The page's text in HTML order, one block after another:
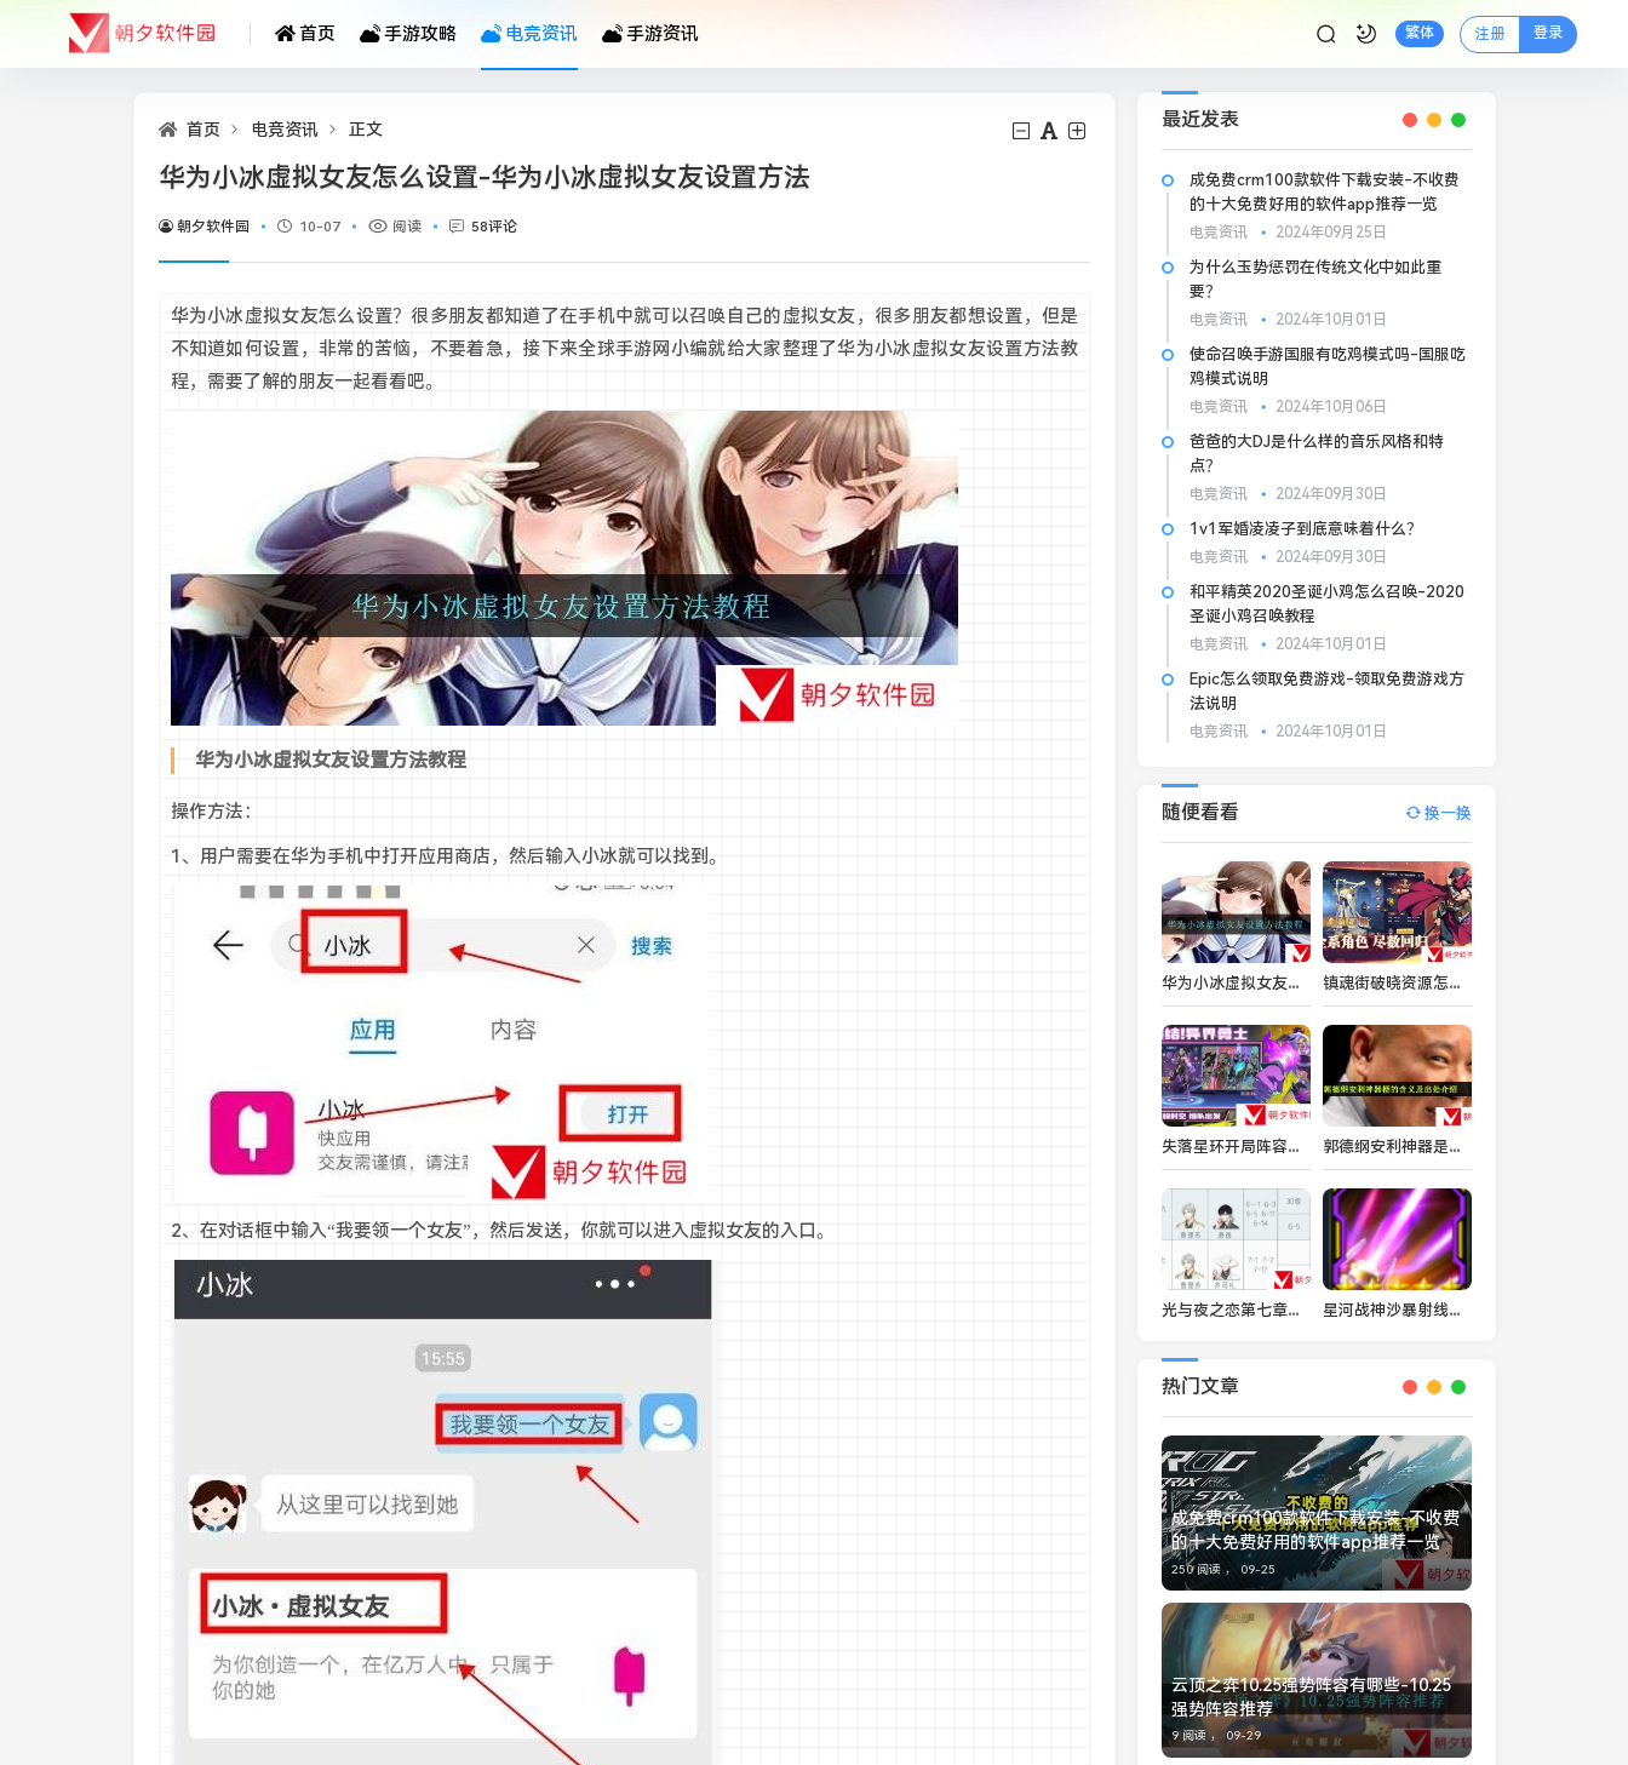
首页 手游攻略 电竞资讯 手游资讯 繁体 注册 登录
首页 电竞资讯 正文
华为小冰虚拟女友怎么设置-华为小冰虚拟女友设置方法
朝夕软件园 10-07 阅读 58评论
华为小冰虚拟女友怎么设置？很多朋友都知道了在手机中就可以召唤自己的虚拟女友，很多朋友都想设置，但是
不知道如何设置，非常的苦恼，不要着急，接下来全球手游网小编就给大家整理了华为小冰虚拟女友设置方法教
程，需要了解的朋友一起看看吧。
华为小冰虚拟女友设置方法教程
操作方法：
1、用户需要在华为手机中打开应用商店，然后输入小冰就可以找到。
2、在对话框中输入“我要领一个女友”，然后发送，你就可以进入虚拟女友的入口。
最近发表
成免费crm100款软件下载安装-不收费
的十大免费好用的软件app推荐一览
电竞资讯 2024年09月25日
为什么玉势惩罚在传统文化中如此重
要？
电竞资讯 2024年10月01日
使命召唤手游国服有吃鸡模式吗-国服吃
鸡模式说明
电竞资讯 2024年10月06日
爸爸的大DJ是什么样的音乐风格和特
点？
电竞资讯 2024年09月30日
1v1军婚凌凌子到底意味着什么？
电竞资讯 2024年09月30日
和平精英2020圣诞小鸡怎么召唤-2020
圣诞小鸡召唤教程
电竞资讯 2024年10月01日
Epic怎么领取免费游戏-领取免费游戏方
法说明
电竞资讯 2024年10月01日
随便看看 换一换
华为小冰虚拟女友怎么设置-华为小冰虚拟女友设置方法 镇魂街破晓资源怎么分配 镇魂街破晓资源分配攻略
失落星环开局阵容怎么搭配 失落星环开局阵容搭配攻略 郭德纲安利神器是什么梗-郭德纲安利神器梗的含义及出处介绍
光与夜之恋第七章光夜结局 光夜结局全剧情攻略 星河战神沙暴射线好吗 沙漠射线属性与获取方法详解
热门文章
成免费crm100款软件下载安装-不收费
的十大免费好用的软件app推荐一览
250 阅读 ， 09-25
云顶之弈10.25强势阵容有哪些-10.25
强势阵容推荐
9 阅读 ， 09-29